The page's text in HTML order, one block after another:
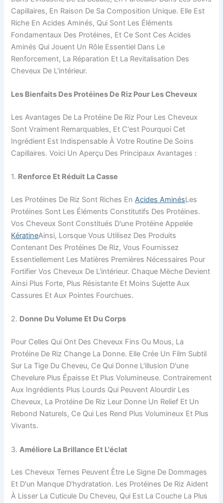
Capillaires, En Raison De Sa Composition Unique. Elle Est
Riche En Acides Aminés, Qui Sont Les Éléments
Fondamentaux Des Protéines, Et Ce Sont Ces Acides
Aminés Qui Jouent Un Rôle Essentiel Dans Le
Renforcement, La Réparation Et La Revitalisation Des
Cheveux De L'intérieur.
Les Bienfaits Des Protéines De Riz Pour Les Cheveux
Les Avantages De La Protéine De Riz Pour Les Cheveux
Sont Vraiment Remarquables, Et C'est Pourquoi Cet
Ingrédient Est Indispensable À Votre Routine De Soins
Capillaires. Voici Un Aperçu Des Principaux Avantages :
1. Renforce Et Réduit La Casse
Les Protéines De Riz Sont Riches EnAcides AminésLes
Protéines Sont Les Éléments Constitutifs Des Protéines.
Vos Cheveux Sont Constitués D'une Protéine Appelée
KératineAinsi, Lorsque Vous Utilisez Des Produits
Contenant Des Protéines De Riz, Vous Fournissez
Essentiellement Les Matières Premières Nécessaires Pour
Fortifier Vos Cheveux De L'intérieur. Chaque Mèche Devient
Ainsi Plus Forte, Plus Résistante Et Moins Sujette Aux
Cassures Et Aux Pointes Fourchues.
2. Donne Du Volume Et Du Corps
Pour Celles Qui Ont Des Cheveux Fins Ou Mous, La
Protéine De Riz Change La Donne. Elle Crée Un Film Subtil
Sur La Tige Du Cheveu, Ce Qui Donne L'illusion D'une
Chevelure Plus Épaisse Et Plus Volumineuse. Contrairement
Aux Ingrédients Plus Lourds Qui Peuvent Alourdir Les
Cheveux, La Protéine De Riz Leur Donne Un Relief Et Un
Rebond Naturels, Ce Qui Les Rend Plus Volumineux Et Plus
Vivants.
3. Améliore La Brillance Et L'éclat
Les Cheveux Ternes Peuvent Être Le Signe De Dommages
Et D'un Manque D'hydratation. Les Protéines De Riz Aident
À Lisser La Cuticule Du Cheveu, Qui Est La Couche La Plus